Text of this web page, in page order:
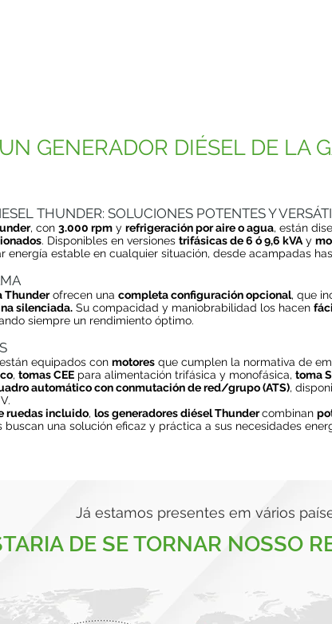
GENERADOR DIÉSEL DE LA
THUNDER: SOLUCIONES POTENTES Y
, con 3.000 rpm y refrigeración por aire o agua, están
. Disponibles en versiones trifásicas de 6 ó 9,6 kVA y
energía estable en cualquier situación, desde acampadas
Thunderofrecen una completa configuración opcional, que
silenciada. Su compacidad y maniobrabilidad los hacen
siempre un rendimiento óptimo.
equipados con motores que cumplen la normativa de
, tomas CEE para alimentación trifásica y monofásica, toma
automático con conmutación de red/grupo (ATS),
ruedas incluido, los generadores diésel Thundercombinan
una solución eficaz y práctica a sus necesidades
Já estamos presentes em vários
DE SE TORNAR NOSSO